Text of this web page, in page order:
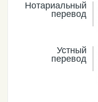
Нотариальный
перевод
Устный
перевод